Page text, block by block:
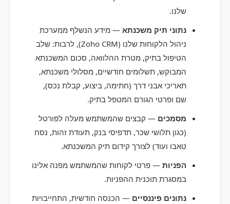
שלנו.
נתוני תיק משכנתא — מידע הנשלף ממערכת
ניהול הלקוחות שלנו (Zoho CRM), לרבות: שלב
הטיפול בתיק, מטרת ההלוואה, סכום המשכנתא
המבוקש, תשלומים חודשיים, מסלולי משכנתא,
תאריכי אבני דרך (חתימה, ביצוע, קבלת נכס),
שם ופרטי הגורם המטפל בתיק.
מסמכים — קבצים שהמשתמש מעלה לפורטל
(כגון תלושי שכר, תדפיסי בנק, תעודת זהות, נסח
טאבו ועוד) לצורך קידום תיק המשכנתא.
הפניות — פרטי לקוחות שהמשתמש מפנה אלינו
במסגרת תוכנית ההפניות.
נתונים פיננסיים — הכנסה חודשית, התחייבויות